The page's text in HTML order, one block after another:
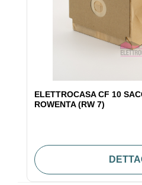
ELETTROCASA CF 10
ROWENTA (RW 7)